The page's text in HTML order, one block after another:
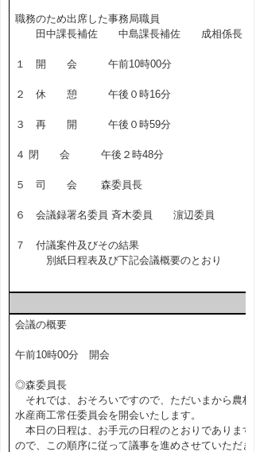
職務のため出席した事務局職員
田中課長補佐 中島課長補佐 成相係長
１ 開 会 午前10時00分
２ 休 憩 午後０時16分
３ 再 開 午後０時59分
４ 閉 会 午後２時48分
５ 司 会 森委員長
６ 会議録署名委員 斉木委員 濵辺委員
７ 付議案件及びその結果
別紙日程表及び下記会議概要のとおり
会議の概要
午前10時00分 開会
◎森委員長
それでは、おそろいですので、ただいまから農林
水産商工常任委員会を開会いたします。
本日の日程は、お手元の日程のとおりであります
ので、この順序に従って議事を進めさせていただき